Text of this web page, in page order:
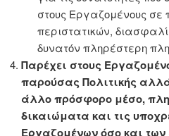
στους Εργαζομένους σε
περιστατικών,
δυνατόν πληρέστερη
Παρέχει στους
παρούσας Πολιτικής
άλλο πρόσφορο μέσο,
δικαιώματα και τις
Εργαζομένων όσο και